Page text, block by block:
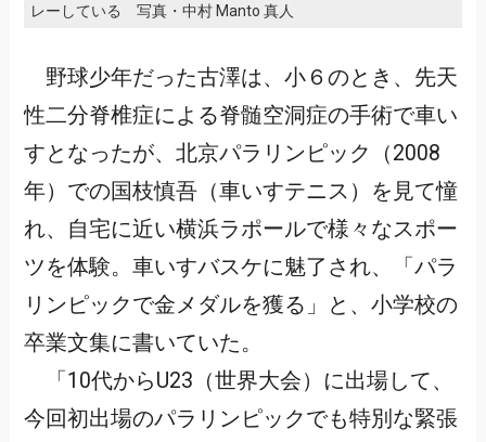
レーしている 写真・中村 Manto 真人
野球少年だった古澤は、小６のとき、先天
性二分脊椎症による脊髄空洞症の手術で車い
すとなったが、北京パラリンピック（2008
年）での国枝慎吾（車いすテニス）を見て憧
れ、自宅に近い横浜ラポールで様々なスポー
ツを体験。車いすバスケに魅了され、「パラ
リンピックで金メダルを獲る」と、小学校の
卒業文集に書いていた。
「10代からU23（世界大会）に出場して、
今回初出場のパラリンピックでも特別な緊張